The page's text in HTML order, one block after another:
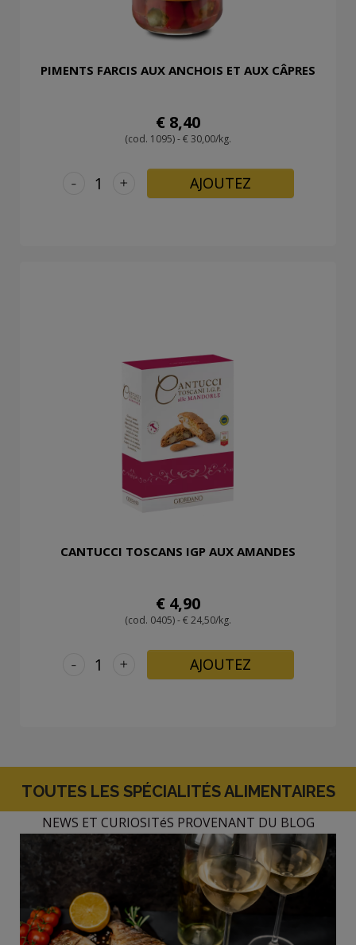
PIMENTS FARCIS AUX ANCHOIS ET AUX CÂPRES
€ 8,40
(cod. 1095) - € 30,00/kg.
+
- AJOUTEZ
CANTUCCI TOSCANS IGP AUX AMANDES
€ 4,90
(cod. 0405) - € 24,50/kg.
+
- AJOUTEZ
TOUTES LES SPÉCIALITÉS ALIMENTAIRES
NEWS ET CURIOSITéS PROVENANT DU BLOG